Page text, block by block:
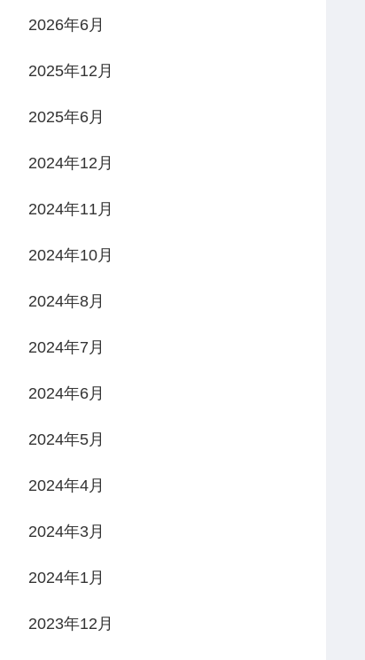
2026年6月
2025年12月
2025年6月
2024年12月
2024年11月
2024年10月
2024年8月
2024年7月
2024年6月
2024年5月
2024年4月
2024年3月
2024年1月
2023年12月